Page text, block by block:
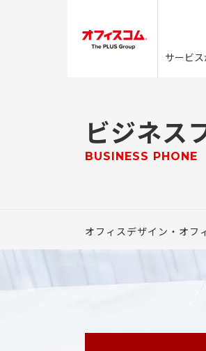
サービ
ビジネス
BUSINESS PHONE
オフィスデザイン・オフ